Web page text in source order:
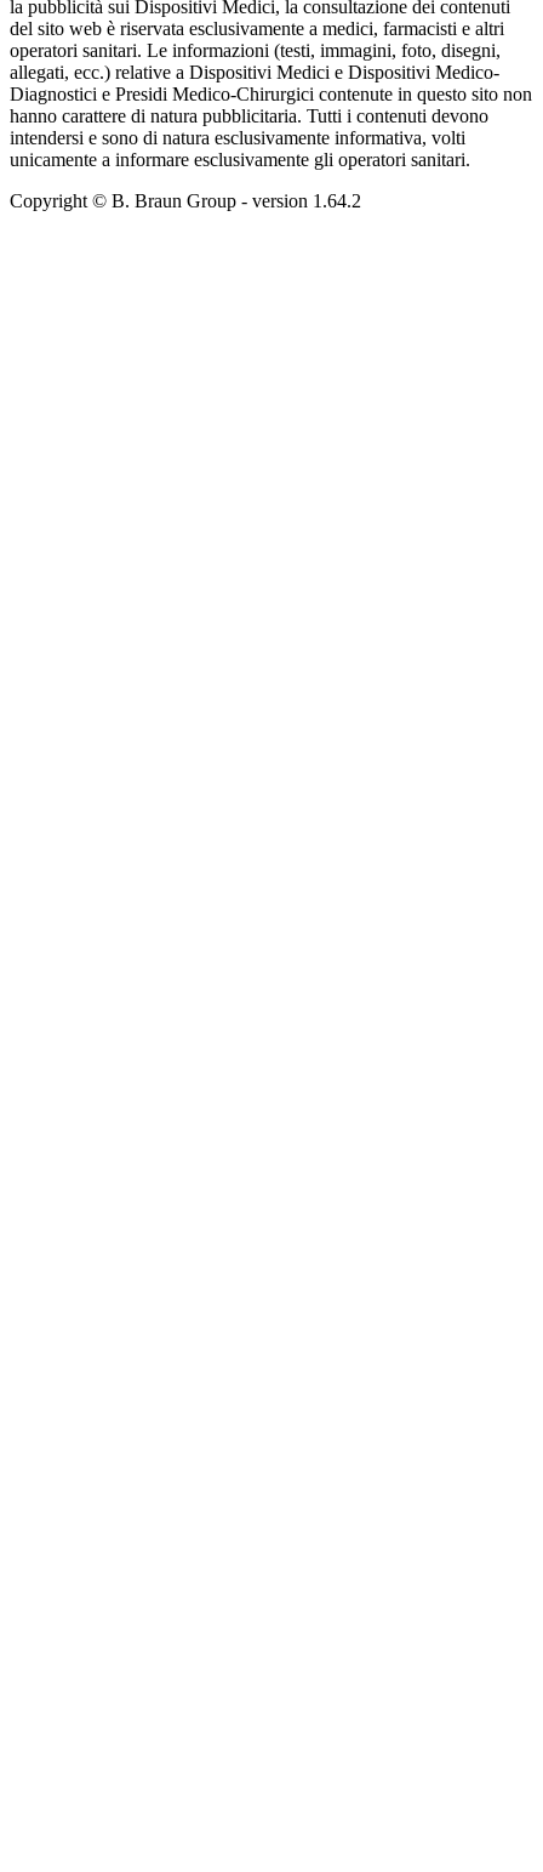
la pubblicità sui Dispositivi Medici, la consultazione dei contenuti
del sito web è riservata esclusivamente a medici, farmacisti e altri
operatori sanitari. Le informazioni (testi, immagini, foto, disegni,
allegati, ecc.) relative a Dispositivi Medici e Dispositivi Medico-
Diagnostici e Presidi Medico-Chirurgici contenute in questo sito non
hanno carattere di natura pubblicitaria. Tutti i contenuti devono
intendersi e sono di natura esclusivamente informativa, volti
unicamente a informare esclusivamente gli operatori sanitari.
Copyright © B. Braun Group - version 1.64.2